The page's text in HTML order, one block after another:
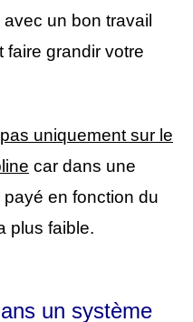
un bon travail
faire grandir votre
uniquement sur le
car dans une
en fonction du
plus faible.
un système